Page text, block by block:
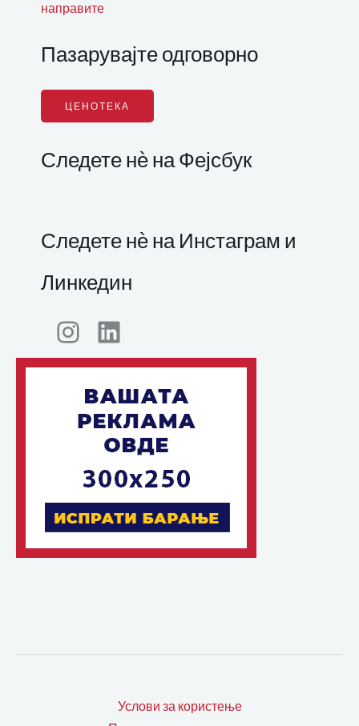
направите
Пазарувајте одговорно
ЦЕНОТЕКА
Следете нѐ на Фејсбук
Следете нѐ на Инстаграм и
Линкедин
Услови за користење